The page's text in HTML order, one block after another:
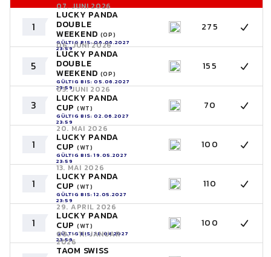
1
07. JUNI 2026
LUCKY PANDA
DOUBLE
WEEKEND (OP)
GÜLTIG BIS: 06.06.2027
23:59
275
5
06. JUNI 2026
LUCKY PANDA
DOUBLE
WEEKEND (OP)
GÜLTIG BIS: 05.06.2027
23:59
155
3
03. JUNI 2026
LUCKY PANDA
CUP (WT)
GÜLTIG BIS: 02.06.2027
23:59
70
1
20. MAI 2026
LUCKY PANDA
CUP (WT)
GÜLTIG BIS: 19.05.2027
23:59
100
1
13. MAI 2026
LUCKY PANDA
CUP (WT)
GÜLTIG BIS: 12.05.2027
23:59
110
1
29. APRIL 2026
LUCKY PANDA
CUP (WT)
GÜLTIG BIS: 28.04.2027
23:59
100
09. - 11. JANUAR
2026
TAOM SWISS